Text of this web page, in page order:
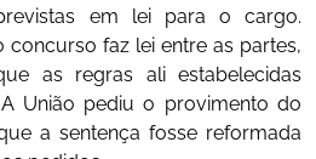
em lei para o cargo.
faz lei entre as partes,
as regras ali estabelecidas
União pediu o provimento do
a sentença fosse reformada